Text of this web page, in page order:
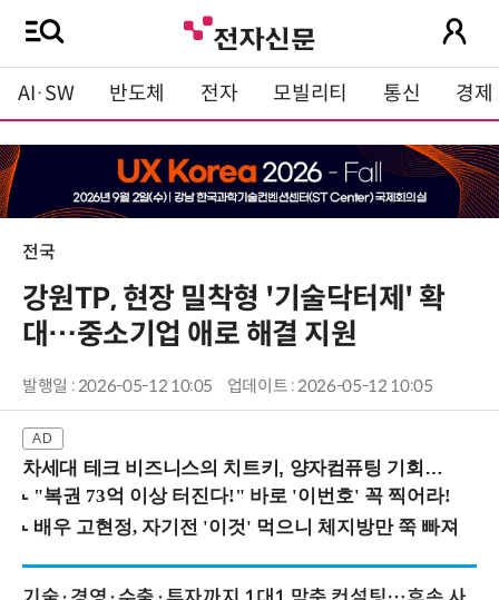
AI·SW 반도체 전자 모빌리티 통신 경제
전국
강원TP, 현장 밀착형 '기술닥터제' 확
대…중소기업 애로 해결 지원
발행일 : 2026-05-12 10:05 업데이트 : 2026-05-12 10:05
차세대 테크 비즈니스의 치트키, 양자컴퓨팅 기회를 선점하라! (8/28 강남역)